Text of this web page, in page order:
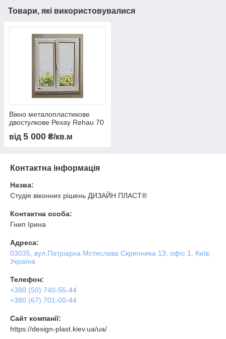
Товари, які використовувалися
Вікно металопластикове
двостулкове Рехау Rehau 70
від 5 000 ₴/кв.м
Контактна інформація
Назва:
Студія віконних рішень ДИЗАЙН ПЛАСТ®
Контактна особа:
Гнип Ірина
Адреса:
03035, вул.Патріарха Мстислава Скрипника 13, офіс 1, Київ,
Україна
Телефон:
+380 (50) 740-55-44
+380 (67) 701-00-44
Сайт компанії:
https://design-plast.kiev.ua/ua/